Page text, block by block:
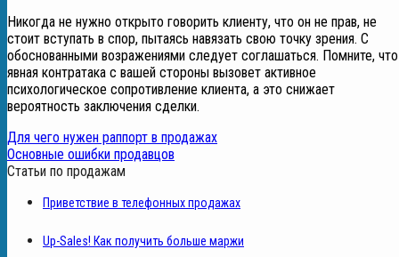
Никогда не нужно открыто говорить клиенту, что он не прав, не
стоит вступать в спор, пытаясь навязать свою точку зрения. С
обоснованными возражениями следует соглашаться. Помните, что
явная контратака с вашей стороны вызовет активное
психологическое сопротивление клиента, а это снижает
вероятность заключения сделки.
Для чего нужен раппорт в продажах
Основные ошибки продавцов
Статьи по продажам
Приветствие в телефонных продажах
Up-Sales! Как получить больше маржи